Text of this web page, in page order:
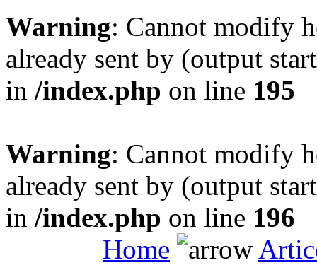
Warning: Cannot modify
already sent by (output
in /index.php on line 195
Warning: Cannot modify
already sent by (output
in /index.php on line 196
Home